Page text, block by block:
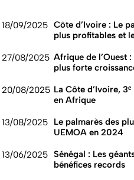
18/09/2025 Côte d’Ivoire : Le
plus profitables et
27/08/2025 Afrique de l’Ouest
plus forte
20/08/2025 La Côte d’Ivoire,
en Afrique
13/08/2025
Le palmarès des
UEMOA en 2024
13/06/2025 Sénégal : Les
bénéfices records